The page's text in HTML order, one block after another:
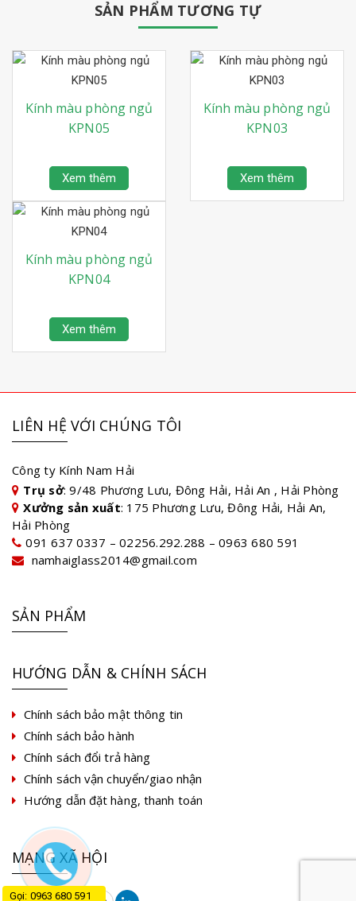
SẢN PHẨM TƯƠNG TỰ
Kính màu phòng ngủ
KPN05
Xem thêm
Kính màu phòng ngủ
KPN03
Xem thêm
Kính màu phòng ngủ
KPN04
Xem thêm
LIÊN HỆ VỚI CHÚNG TÔI
Công ty Kính Nam Hải
Trụ sở: 9/48 Phương Lưu, Đông Hải, Hải An , Hải Phòng
Xưởng sản xuất: 175 Phương Lưu, Đông Hải, Hải An,
Hải Phòng
091 637 0337 – 02256.292.288 – 0963 680 591
namhaiglass2014@gmail.com
SẢN PHẨM
HƯỚNG DẪN & CHÍNH SÁCH
Chính sách bảo mật thông tin
Chính sách bảo hành
Chính sách đổi trả hàng
Chính sách vận chuyển/giao nhận
Hướng dẫn đặt hàng, thanh toán
MẠNG XÃ HỘI
Gọi: 0963 680 591